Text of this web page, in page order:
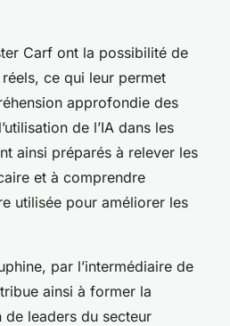
Carf ont la possibilité de
ce qui leur permet
approfondie des
de l’IA dans les
ainsi préparés à relever les
et à comprendre
utilisée pour améliorer les
par l’intermédiaire de
ainsi à former la
leaders du secteur